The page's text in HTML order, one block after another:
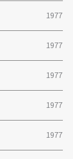
1977
1977
1977
1977
1977